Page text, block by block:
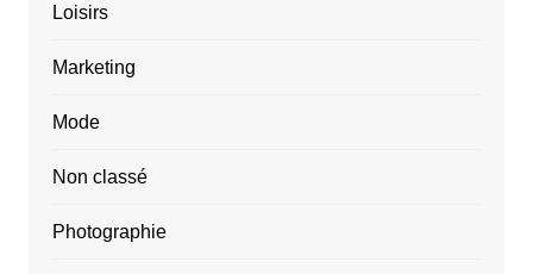
Loisirs
Marketing
Mode
Non classé
Photographie